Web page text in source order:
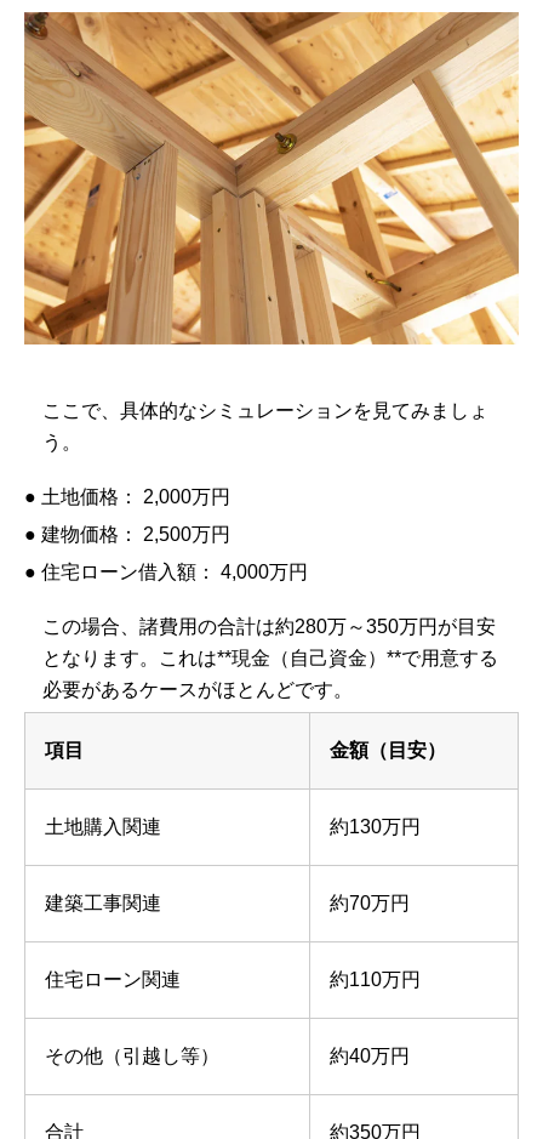
ここで、具体的なシミュレーションを見てみましょ
う。
● 土地価格： 2,000万円
● 建物価格： 2,500万円
● 住宅ローン借入額： 4,000万円
この場合、諸費用の合計は約280万～350万円が目安
となります。これは**現金（自己資金）**で用意する
必要があるケースがほとんどです。
項目 金額（目安）
土地購入関連 約130万円
建築工事関連 約70万円
住宅ローン関連 約110万円
その他（引越し等） 約40万円
合計 約350万円